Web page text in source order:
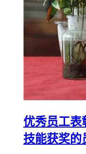
优秀员工表
技能获奖